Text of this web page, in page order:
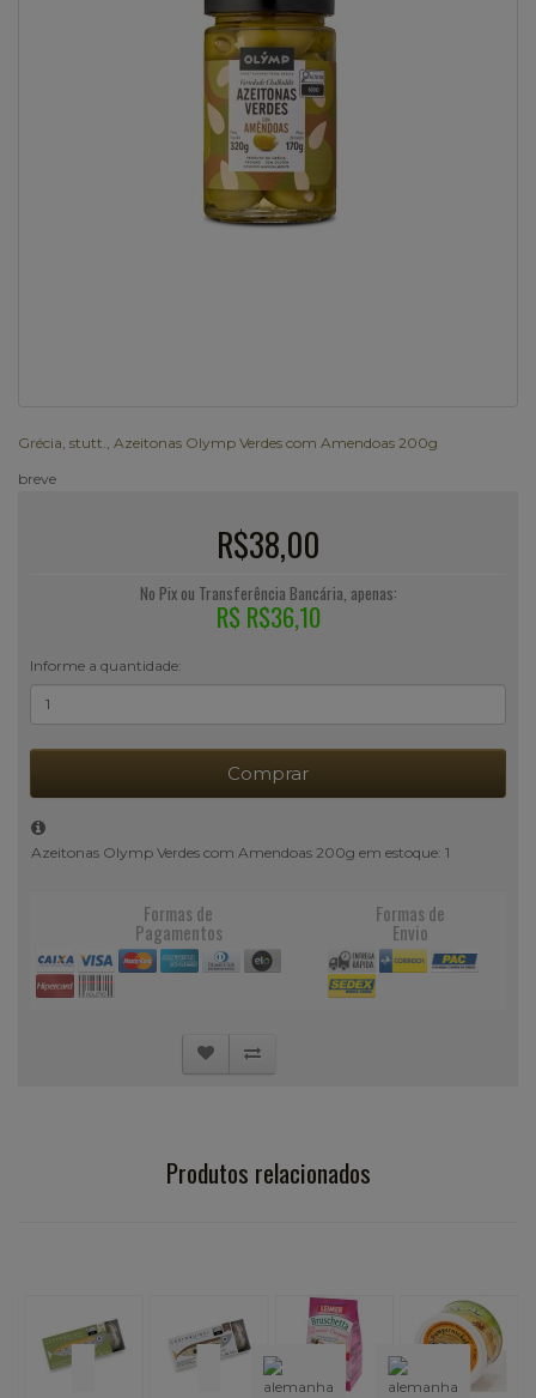
Grécia stutt.
Azeitonas Olymp Verdes com Amendoas 200g
breve
R$38,00
No Pix ou Transferência Bancária, apenas:
R$ R$36,10
Informe a quantidade:
Comprar
Azeitonas Olymp Verdes com Amendoas 200g em estoque: 1
Formas de
Pagamentos
Formas de
Envio
Produtos relacionados